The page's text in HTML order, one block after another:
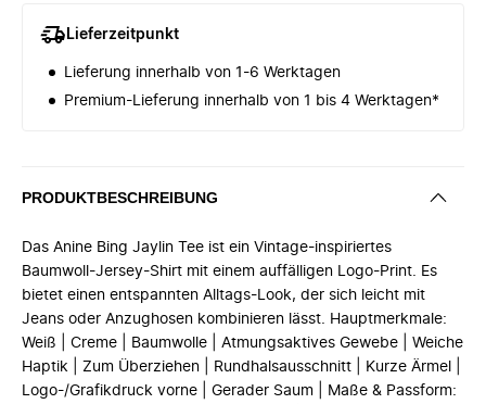
Lieferzeitpunkt
Lieferung innerhalb von 1-6 Werktagen
Premium-Lieferung innerhalb von 1 bis 4 Werktagen*
PRODUKTBESCHREIBUNG
Das Anine Bing Jaylin Tee ist ein Vintage-inspiriertes
Baumwoll-Jersey-Shirt mit einem auffälligen Logo-Print. Es
bietet einen entspannten Alltags-Look, der sich leicht mit
Jeans oder Anzughosen kombinieren lässt. Hauptmerkmale:
Weiß | Creme | Baumwolle | Atmungsaktives Gewebe | Weiche
Haptik | Zum Überziehen | Rundhalsausschnitt | Kurze Ärmel |
Logo-/Grafikdruck vorne | Gerader Saum | Maße & Passform: